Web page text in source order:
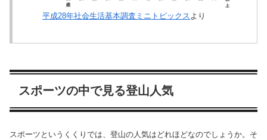
平成28年社会生活基本調査ミニトピックスより
スポーツの中で見る登山人気
スポーツというくくりでは、登山の人気はどれほどなのでしょうか。そ